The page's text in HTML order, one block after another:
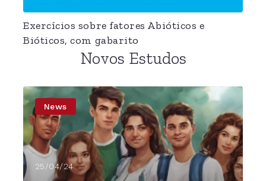
Exercícios sobre fatores Abióticos e
Bióticos, com gabarito
Novos Estudos
News
25/04/24